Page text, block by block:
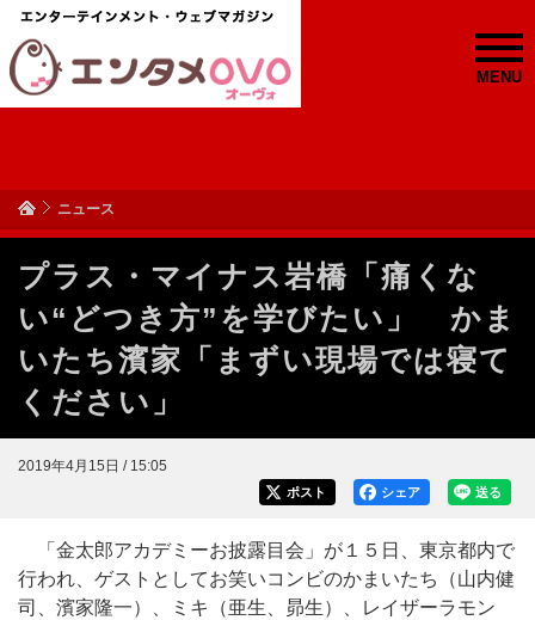
MENU
ニュース
プラス・マイナス岩橋「痛くな
い“どつき方”を学びたい」 かま
いたち濱家「まずい現場では寝て
ください」
2019年4月15日 / 15:05
送る
シェア
ポスト
「金太郎アカデミーお披露目会」が１５日、東京都内で
行われ、ゲストとしてお笑いコンビのかまいたち（山内健
司、濱家隆一）、ミキ（亜生、昴生）、レイザーラモン